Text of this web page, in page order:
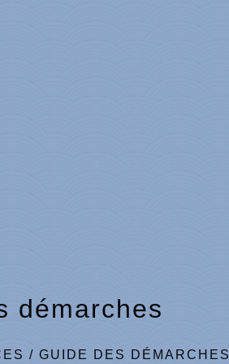
démarches
/ GUIDE DES DÉMARCHES